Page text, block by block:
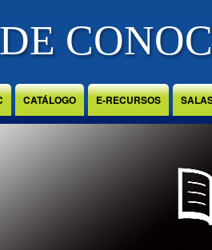
CATÁLOGO E-RECURSOS